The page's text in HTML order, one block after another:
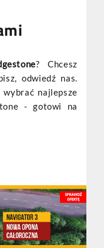
? Chcesz
odwiedź nas.
najlepsze
- gotowi na